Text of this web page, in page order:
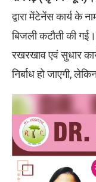
द्वारा मेंटेनेंस कार्य के
बिजली कटौती की
रखरखाव एवं सुधार
निर्बाध हो जाएगी,